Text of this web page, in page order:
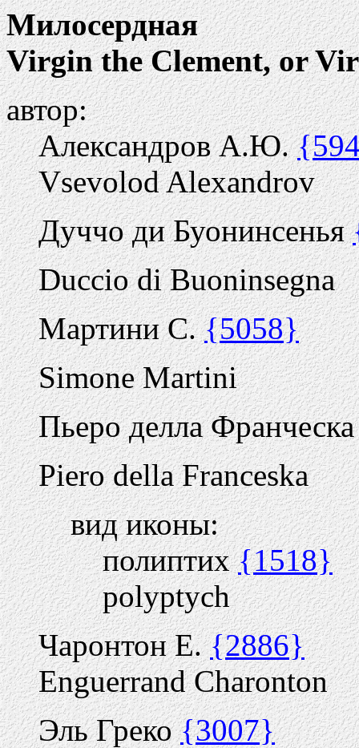
Милосердная
Virgin the Clement, or
автор:
Александров А.Ю.
Vsevolod Alexandrov
Дуччо ди Буонинсенья
Duccio di Buoninsegna
Мартини С.{5058}
Simone Martini
Пьеро делла Франческа
Piero della Franceska
вид иконы:
полиптих{1518}
polyptych
Чаронтон Е.{2886}
Enguerrand Charonton
Эль Греко{3007}